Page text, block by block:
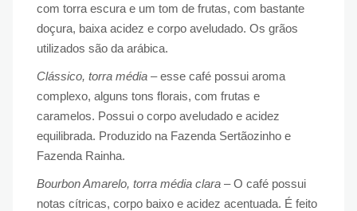
com torra escura e um tom de frutas, com bastante
doçura, baixa acidez e corpo aveludado. Os grãos
utilizados são da arábica.
Clássico, torra média – esse café possui aroma
complexo, alguns tons florais, com frutas e
caramelos. Possui o corpo aveludado e acidez
equilibrada. Produzido na Fazenda Sertãozinho e
Fazenda Rainha.
Bourbon Amarelo, torra média clara – O café possui
notas cítricas, corpo baixo e acidez acentuada. É feito